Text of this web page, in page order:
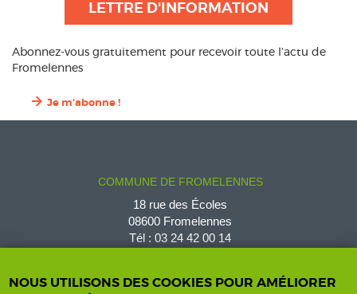
LETTRE D'INFORMATION
Abonnez-vous gratuitement pour recevoir toute l’actu de
Fromelennes
Je m'abonne !
COMMUNE DE FROMELENNES
18 rue des Écoles
08600 Fromelennes
Tél : 03 24 42 00 14
NOUS UTILISONS DES COOKIES POUR AMÉLIORER